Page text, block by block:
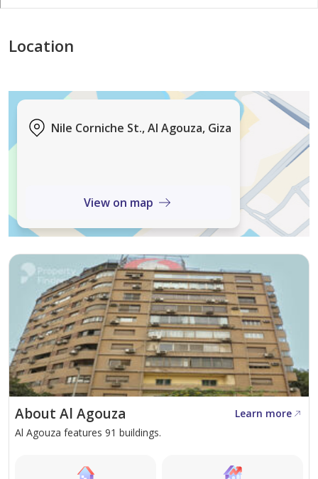
Location
Nile Corniche St., Al Agouza, Giza
View on map
About Al Agouza
Learn more
Al Agouza features 91 buildings.